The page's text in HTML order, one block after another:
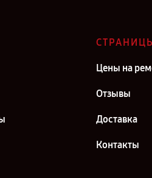
Цены на
Отзывы
Доставка
Контакты